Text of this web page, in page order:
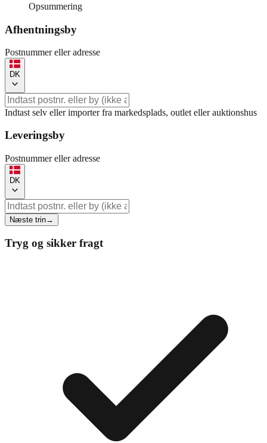
Opsummering
Afhentningsby
Postnummer eller adresse
DK
Indtast selv eller importer fra markedsplads, outlet eller auktionshus
Leveringsby
Postnummer eller adresse
DK
Næste trin→
Tryg og sikker fragt